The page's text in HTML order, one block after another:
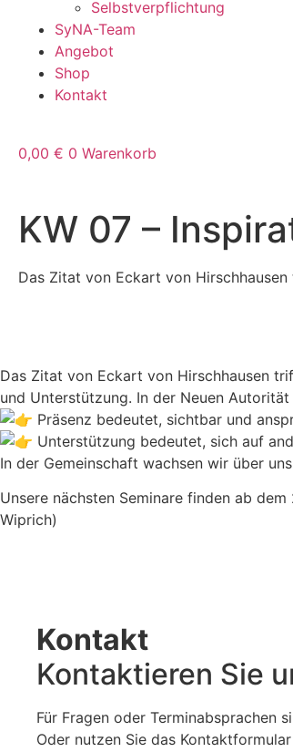
Selbstverpflichtung
SyNA-Team
Angebot
Shop
Kontakt
0,00 € 0 Warenkorb
KW 07 –
Das Zitat von Eckart von
Das Zitat von Eckart von Hirschhausen
und Unterstützung. In der Neuen
Präsenz bedeutet, sichtbar und
Unterstützung bedeutet, sich auf
In der Gemeinschaft wachsen wir über
Unsere nächsten Seminare finden ab
Wiprich)
Kontakt
Kontaktieren Sie
Für Fragen oder Terminabsprachen
Oder nutzen Sie das